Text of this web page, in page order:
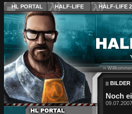
HL PORTAL HALF-LIFE HALF-LIFE 2
››
BILDER
Noch